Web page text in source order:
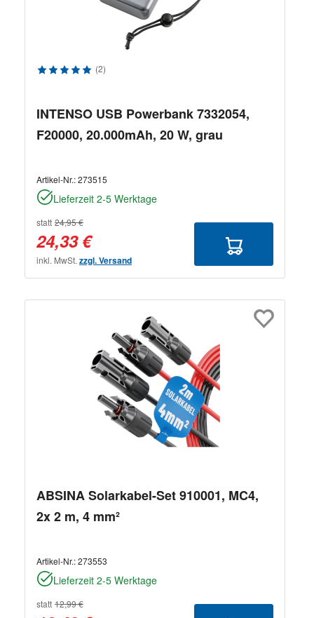
Durchschnittliche Bewertung von 5 von 5 Sternen
(2)
INTENSO USB Powerbank 7332054,
F20000, 20.000mAh, 20 W, grau
Artikel-Nr.:273515
Lieferzeit 2-5 Werktage
statt 24,95 €
24,33 €
inkl. MwSt. zzgl. Versand
ABSINA Solarkabel-Set 910001, MC4,
2x 2 m, 4 mm²
Artikel-Nr.:273553
Lieferzeit 2-5 Werktage
statt 12,99 €